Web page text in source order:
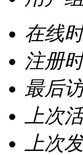
在线
注册
最后
上次
上次